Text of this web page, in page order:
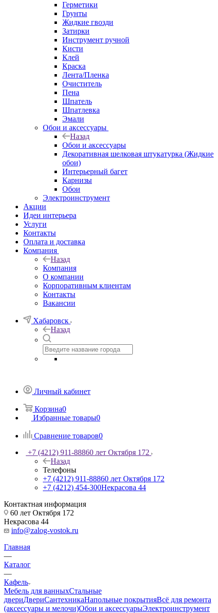
Герметики
Грунты
Жидкие гвозди
Затирки
Инструмент ручной
Кисти
Клей
Краска
Лента/Пленка
Очиститель
Пена
Шпатель
Шпатлевка
Эмали
Обои и аксессуары
Назад
Обои и аксессуары
Декоративная шелковая штукатурка (Жидкие
обои)
Интерьерный багет
Карнизы
Обои
Электроинструмент
Акции
Идеи интерьера
Услуги
Контакты
Оплата и доставка
Компания
Назад
Компания
О компании
Корпоративным клиентам
Контакты
Вакансии
Хабаровск
Назад
Личный кабинет
Корзина0
Избранные товары0
Сравнение товаров0
+7 (4212) 911-88860 лет Октября 172
Назад
Телефоны
+7 (4212) 911-88860 лет Октября 172
+7 (4212) 454-300Некрасова 44
Контактная информация
60 лет Октября 172
Некрасова 44
info@zalog-vostok.ru
Главная
—
Каталог
—
Кафель
Мебель для ванныхСтальные
двериДвериСантехникаНапольные покрытияВсё для ремонта
(аксессуары и мелочи)Обои и аксессуарыЭлектроинструмент